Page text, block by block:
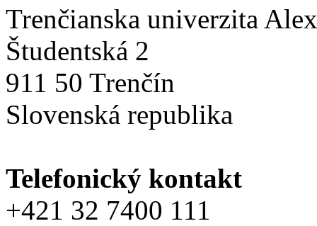
Trenčianska univerzita
Študentská 2
911 50 Trenčín
Slovenská republika
Telefonický kontakt
+421 32 7400 111